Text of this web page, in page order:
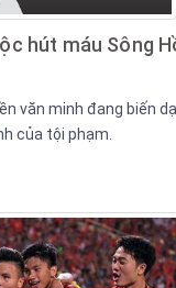
hút máu Sông
văn minh đang biến
của tội phạm.